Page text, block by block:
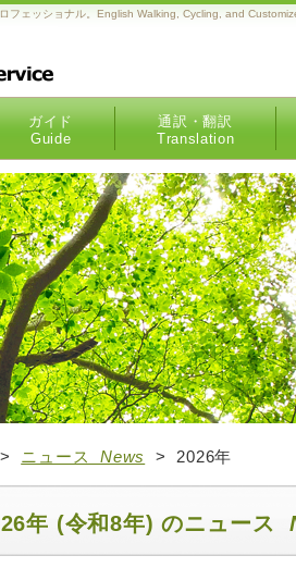
フェッショナル。English Walking, Cycling, and
ガイド
Guide
通訳・翻訳
Translation
ニュースNews > 2026年
年 (令和8年) のニュース